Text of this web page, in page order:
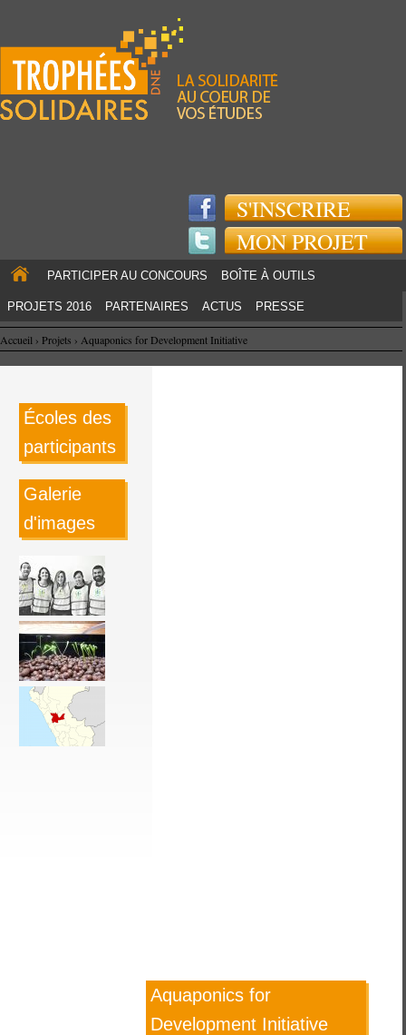
S'INSCRIRE
MON PROJET
PARTICIPER AU CONCOURS BOÎTE À OUTILS
PROJETS 2016 PARTENAIRES ACTUS PRESSE
Accueil › Projets › Aquaponics for Development Initiative
Écoles des
participants
Galerie
d'images
Aquaponics for
Development Initiative